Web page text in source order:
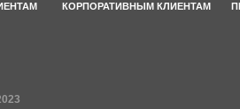
КОРПОРАТИВНЫМ КЛИЕНТАМ